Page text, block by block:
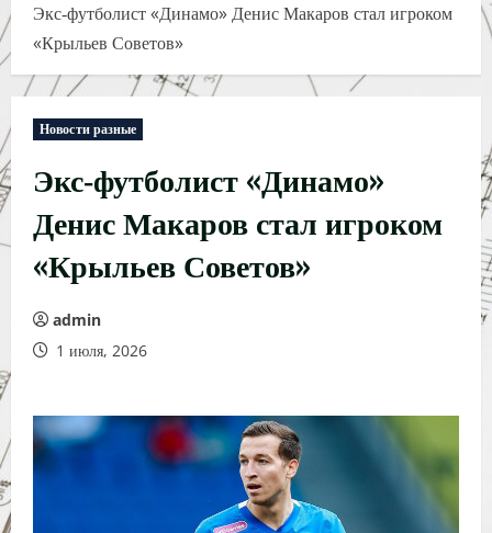
Экс‑футболист «Динамо» Денис Макаров стал игроком
«Крыльев Советов»
Новости разные
Экс‑футболист «Динамо»
Денис Макаров стал игроком
«Крыльев Советов»
admin
1 июля, 2026